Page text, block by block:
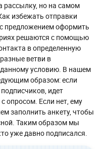
рассылку, но на самом
избежать отправки
предложением оформить
решаются с помощью
в определенную
ветви в
условию. В нашем
образом: если
идет
опросом. Если нет, ему
заполнить анкету, чтобы
Таким образом мы
уже давно подписался.